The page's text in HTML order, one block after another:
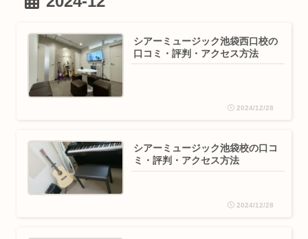
シアーミュージック池袋西口校の
口コミ・評判・アクセス方法
2024/12/28
シアーミュージック池袋校の口コ
ミ・評判・アクセス方法
2024/12/28